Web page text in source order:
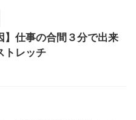
】仕事の合間３分で出来
トレッチ